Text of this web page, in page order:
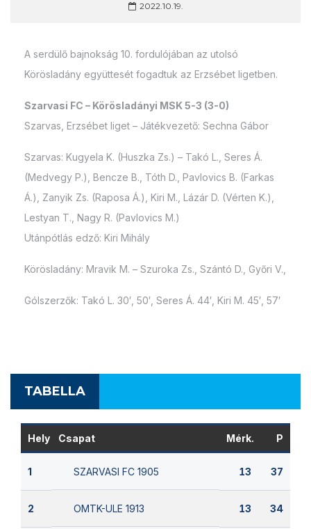
2022.10.19.
A serdülő bajnokság 10. fordulójában az utolsó
Körösladány együttesét fogadtuk az Erzsébet ligetben.
Szarvasi FC – Körösladányi MSK 5-3 (3-0)
Szarvas, Erzsébet liget – Játékvezető: Sechna Gábor
Szarvas: Kugyela K. (Huszka Zs.) – Takó L., Seres Á.
(Medvegy P.), Bencze B., Tóth D., Pavlovics B. (Farkas
Á.), Zanyik Zs. (Raposa Á.), Kiri M., Lázár D. (Vérten K.),
Lestyan T., Nagy R. (Pavlovics M.)
Utánpótlás edző: Kiri Mihály
Körösladány: Mravik M. – Szuroka Zs., Szántó D., Győri V.,
Gólszerzők: Takó L. 30′, 50′, Seres Á. 44′, Kiri M. 45′, 57′
TABELLA
Hely Csapat Mérk. P
1 SZARVASI FC 1905 13 37
2 OMTK-ULE 1913 13 34